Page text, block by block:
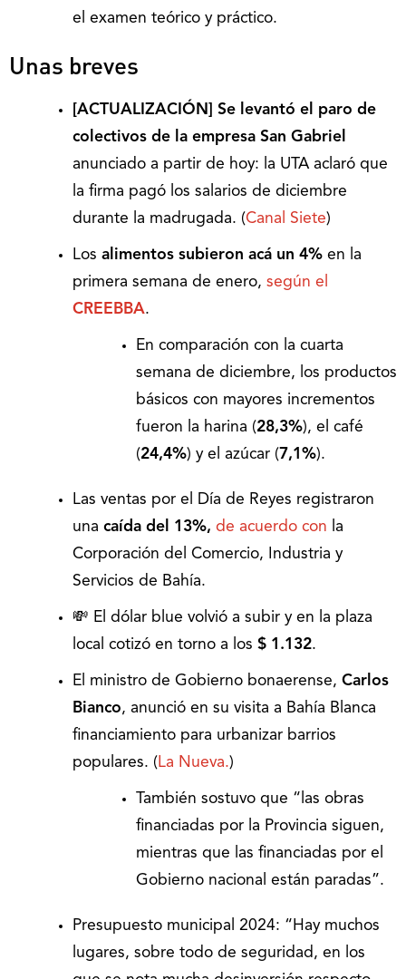
el examen teórico y práctico.
Unas breves
[ACTUALIZACIÓN] Se levantó el paro de
colectivos de la empresa San Gabriel
anunciado a partir de hoy: la UTA aclaró que
la firma pagó los salarios de diciembre
durante la madrugada. (Canal Siete)
Los alimentos subieron acá un 4% en la
primera semana de enero, según el
CREEBBA.
En comparación con la cuarta
semana de diciembre, los productos
básicos con mayores incrementos
fueron la harina (28,3%), el café
(24,4%) y el azúcar (7,1%).
Las ventas por el Día de Reyes registraron
una caída del 13%, de acuerdo con la
Corporación del Comercio, Industria y
Servicios de Bahía.
💸 El dólar blue volvió a subir y en la plaza
local cotizó en torno a los $ 1.132.
El ministro de Gobierno bonaerense, Carlos
Bianco, anunció en su visita a Bahía Blanca
financiamiento para urbanizar barrios
populares. ( La Nueva.)
También sostuvo que “las obras
financiadas por la Provincia siguen,
mientras que las financiadas por el
Gobierno nacional están paradas”.
Presupuesto municipal 2024: “Hay muchos
lugares, sobre todo de seguridad, en los